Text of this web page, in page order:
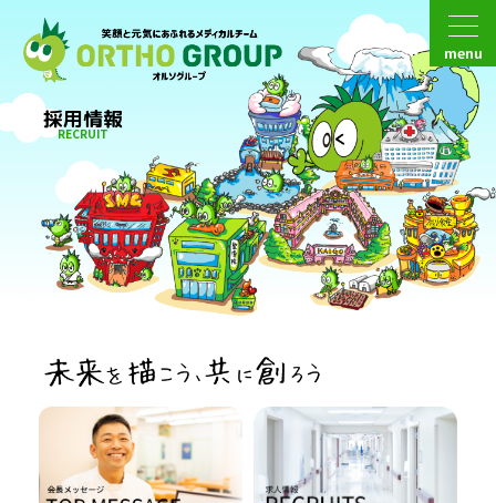
menu
採用情報
RECRUIT